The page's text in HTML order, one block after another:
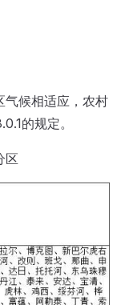
候相适应，农村
的规定。
区